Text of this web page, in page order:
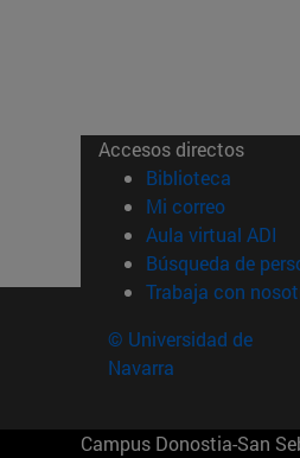
Accesos directos
Biblioteca (abre
Mi correo(abre en
Aula virtual ADI
Búsqueda de
Trabaja con
© Universidad de
Navarra
Campus Donostia-San